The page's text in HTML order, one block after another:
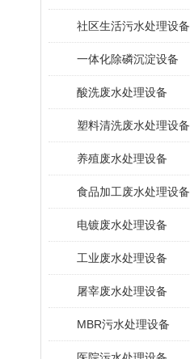
社区生活污水处理设备
一体化除磷沉淀设备
酸洗废水处理设备
塑料清洗废水处理设备
养殖废水处理设备
食品加工废水处理设备
电镀废水处理设备
工业废水处理设备
屠宰废水处理设备
MBR污水处理设备